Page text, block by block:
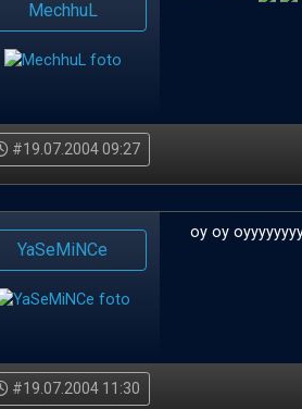
MechhuL
#19.07.2004 09:27
YaSeMiNCe
oy oy
#19.07.2004 11:30